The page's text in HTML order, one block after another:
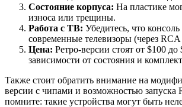
Состояние корпуса: На пластике
износа или трещины.
Работа с ТВ: Убедитесь, что
современные телевизоры (через
Цена: Ретро-версии стоят от $100 до
зависимости от состояния и
Также стоит обратить внимание на
версии с чипами и возможностью
помните: такие устройства могут быть